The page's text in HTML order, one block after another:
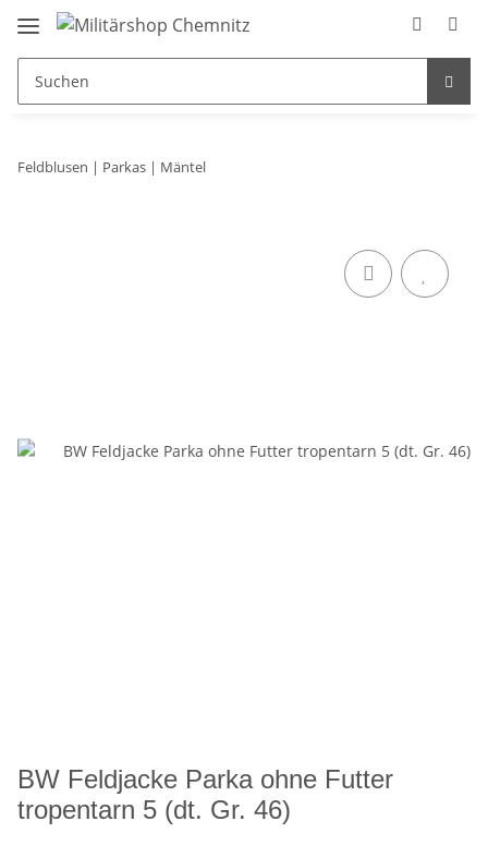
Feldblusen | Parkas | Mäntel
BW Feldjacke Parka ohne Futter
tropentarn 5 (dt. Gr. 46)